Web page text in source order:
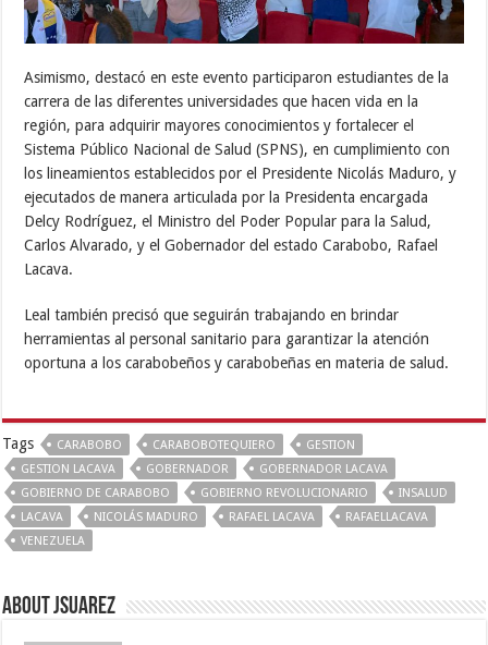
Asimismo, destacó en este evento participaron estudiantes de la
carrera de las diferentes universidades que hacen vida en la
región, para adquirir mayores conocimientos y fortalecer el
Sistema Público Nacional de Salud (SPNS), en cumplimiento con
los lineamientos establecidos por el Presidente Nicolás Maduro, y
ejecutados de manera articulada por la Presidenta encargada
Delcy Rodríguez, el Ministro del Poder Popular para la Salud,
Carlos Alvarado, y el Gobernador del estado Carabobo, Rafael
Lacava.
Leal también precisó que seguirán trabajando en brindar
herramientas al personal sanitario para garantizar la atención
oportuna a los carabobeños y carabobeñas en materia de salud.
Tags CARABOBO CARABOBOTEQUIERO
GESTION
GESTION LACAVA
GOBERNADOR
GOBERNADOR LACAVA
GOBIERNO DE CARABOBO
GOBIERNO REVOLUCIONARIO
INSALUD
LACAVA
NICOLÁS MADURO RAFAEL LACAVA
RAFAELLACAVA
VENEZUELA
About Jsuarez